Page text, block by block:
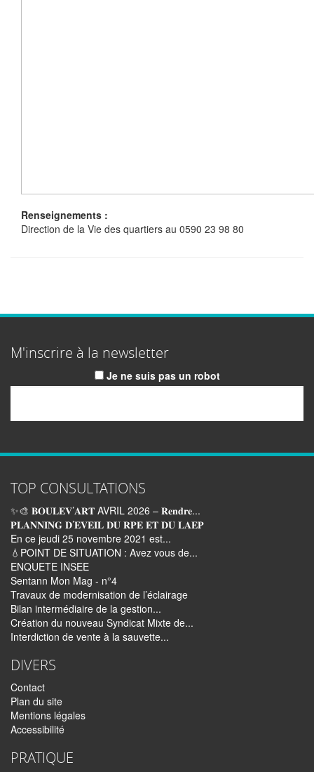
Renseignements :
Direction de la Vie des quartiers au 0590 23 98 80
M'inscrire à la newsletter
Je ne suis pas un robot
TOP CONSULTATIONS
✨🎨 𝐁𝐎𝐔𝐋𝐄𝐕’𝐀𝐑𝐓 AVRIL 2026 – 𝐑𝐞𝐧𝐝𝐫𝐞...
𝐏𝐋𝐀𝐍𝐍𝐈𝐍𝐆 𝐃’𝐄𝐕𝐄𝐈𝐋 𝐃𝐔 𝐑𝐏𝐄 𝐄𝐓 𝐃𝐔 𝐋𝐀𝐄𝐏
En ce jeudi 25 novembre 2021 est...
💧POINT DE SITUATION : Avez vous de...
ENQUETE INSEE
Sentann Mon Mag - n°4
Travaux de modernisation de l’éclairage
Bilan intermédiaire de la gestion...
Création du nouveau Syndicat Mixte de...
Interdiction de vente à la sauvette...
DIVERS
Contact
Plan du site
Mentions légales
Accessibilité
PRATIQUE